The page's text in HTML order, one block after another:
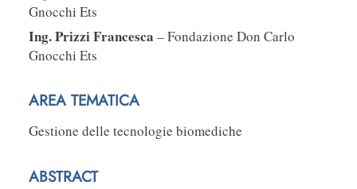
Gnocchi Ets
Ing. Prizzi Francesca – Fondazione Don Carlo
Gnocchi Ets
AREA TEMATICA
Gestione delle tecnologie biomediche
ABSTRACT